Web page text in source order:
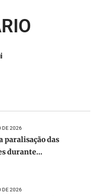
DE 2026
paralisação das
durante...
DE 2026